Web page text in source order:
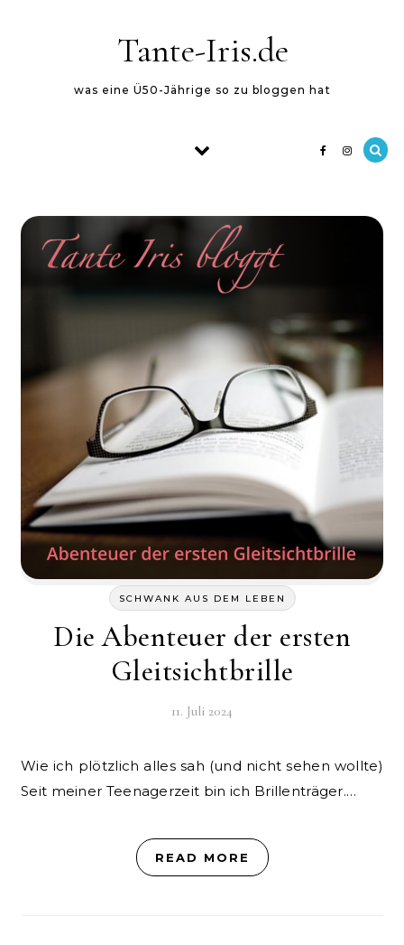
Tante-Iris.de
was eine Ü50-Jährige so zu bloggen hat
SCHWANK AUS DEM LEBEN
Die Abenteuer der ersten
Gleitsichtbrille
11. Juli 2024
Wie ich plötzlich alles sah (und nicht sehen wollte)
Seit meiner Teenagerzeit bin ich Brillenträger.…
READ MORE